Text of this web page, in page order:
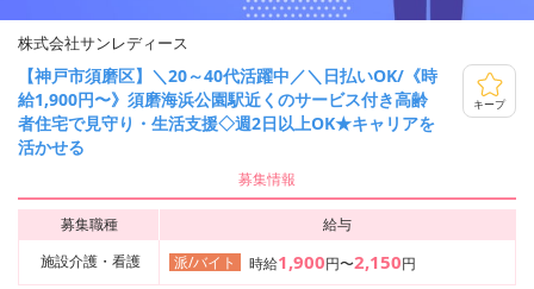
株式会社サンレディース
【神戸市須磨区】＼20～40代活躍中／＼日払いOK/《時
給1,900円〜》須磨海浜公園駅近くのサービス付き高齢
者住宅で見守り・生活支援◇週2日以上OK★キャリアを
活かせる
キープ
募集情報
募集職種
給与
施設介護・看護
派/バイト 時給1,900円〜2,150円